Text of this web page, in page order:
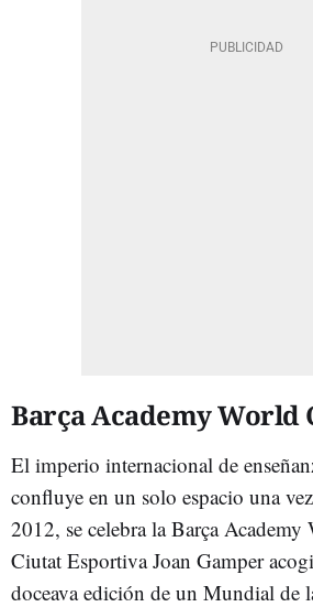
Barça Academy World
El imperio internacional de
confluye en un solo espacio una
2012, se celebra la Barça
Ciutat Esportiva Joan Gamper
doceava edición de un Mundial de